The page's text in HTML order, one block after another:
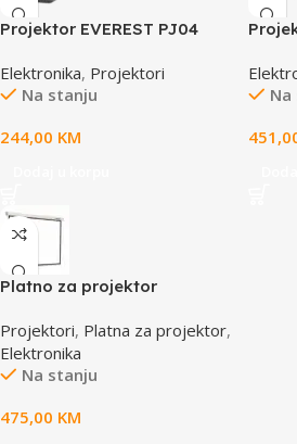
Projektor EVEREST PJ04
Portable 1280*720P 7500
Lumen 4K Supported
39828
Elektronika, Projektori
Na stanju
244,00 KM
9.0
Platno za projektor
Motorno. 200x200cm,87672
Projektori, Platna za projektor,
Elektronika
Na stanju
475,00 KM